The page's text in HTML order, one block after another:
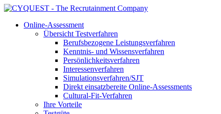
Online-Assessment
Übersicht Testverfahren
Berufsbezogene Leistungsverfahren
Kenntnis- und Wissensverfahren
Persönlichkeitsverfahren
Interessenverfahren
Simulationsverfahren/SJT
Direkt einsatzbereite Online-Assessments
Cultural-Fit-Verfahren
Ihre Vorteile